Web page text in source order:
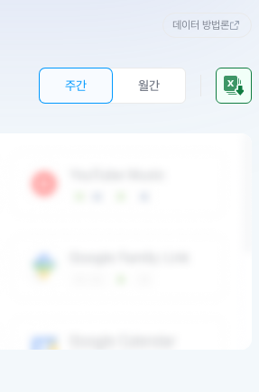
데이터 방법론
주간 월간